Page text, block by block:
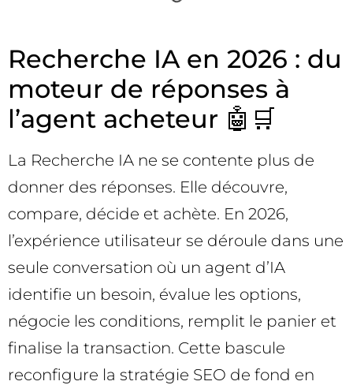
Recherche IA en 2026 : du
moteur de réponses à
l’agent acheteur 🤖🛒
La Recherche IA ne se contente plus de
donner des réponses. Elle découvre,
compare, décide et achète. En 2026,
l’expérience utilisateur se déroule dans une
seule conversation où un agent d’IA
identifie un besoin, évalue les options,
négocie les conditions, remplit le panier et
finalise la transaction. Cette bascule
reconfigure la stratégie SEO de fond en